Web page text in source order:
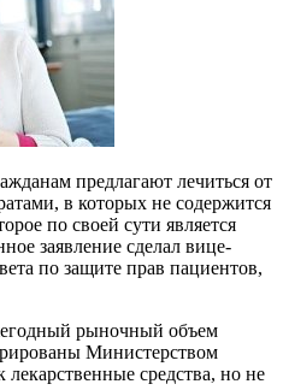
предлагают лечиться от
в которых не содержится
по своей сути является
заявление сделал вице-
по защите прав пациентов,
рыночный объем
Министерством
средства, но не